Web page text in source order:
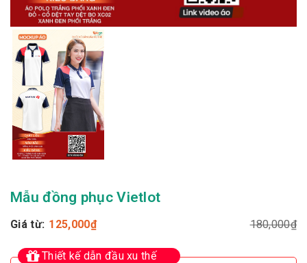
Mẫu đồng phục Vietlot
Giá từ: 125,000₫ 180,000₫
Thiết kế dẫn đầu xu thế